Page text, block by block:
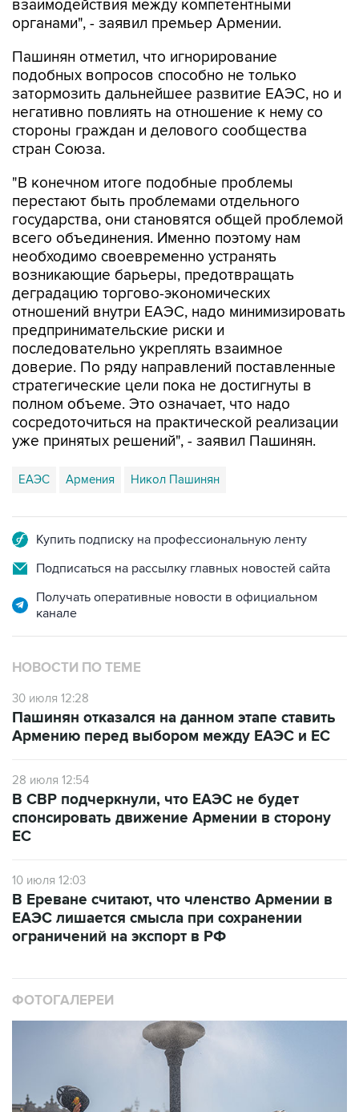
Пашинян отметил, что игнорирование
затормозить дальнейшее развитие ЕАЭС, но и
негативно повлиять на отношение к нему со
стороны граждан и делового сообщества
стран Союза.
"В конечном итоге подобные проблемы
государства, они становятся общей проблемой
всего объединения. Именно поэтому нам
необходимо своевременно устранять
возникающие барьеры, предотвращать
деградацию торгово-экономических
отношений внутри ЕАЭС, надо минимизировать
предпринимательские риски и
последовательно укреплять взаимное
доверие. По ряду направлений поставленные
стратегические цели пока не достигнуты в
полном объеме. Это означает, что надо
сосредоточиться на практической реализации
уже принятых решений", - заявил Пашинян.
ЕАЭС Армения Никол Пашинян
Подписаться на рассылку главных новостей сайта
Получать оперативные новости в официальном
НОВОСТИ ПО ТЕМЕ
30 июля 12:28
Армению перед выбором между ЕАЭС и ЕС
28 июля 12:54
спонсировать движение Армении в сторону
ЕС
ЕАЭС лишается смысла при сохранении
ограничений на экспорт в РФ